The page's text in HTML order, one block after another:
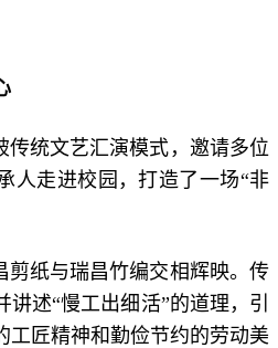
传统文艺汇演模式，邀请多位
人走进校园，打造了一场“非
剪纸与瑞昌竹编交相辉映。传
述“慢工出细活”的道理，引
工匠精神和勤俭节约的劳动美